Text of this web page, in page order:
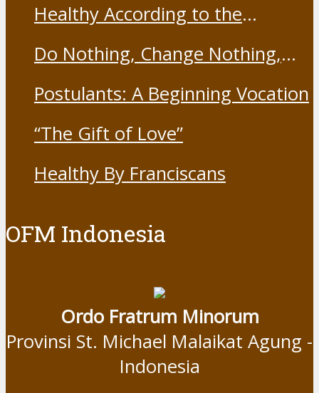
19 Vaccine
Healthy According to the
Do Nothing, Change Nothing,
Postulants: A Beginning Vocation
“The Gift of Love”
Healthy By Franciscans
OFM Indonesia
Ordo Fratrum Minorum
Provinsi St. Michael Malaikat Agung -
Indonesia